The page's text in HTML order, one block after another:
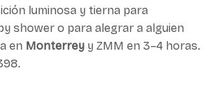
luminosa y tierna para
shower o para alegrar a alguien
en Monterrey y ZMM en 3–4 horas.